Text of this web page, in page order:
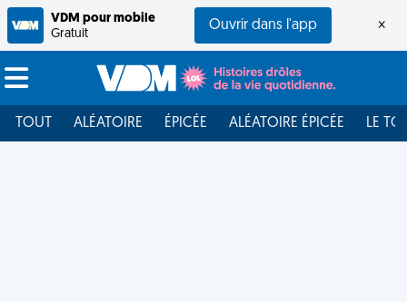
VDM pour mobile
Gratuit
Ouvrir dans l'app ×
TOUT ALÉATOIRE ÉPICÉE ALÉATOIRE ÉPICÉE LE